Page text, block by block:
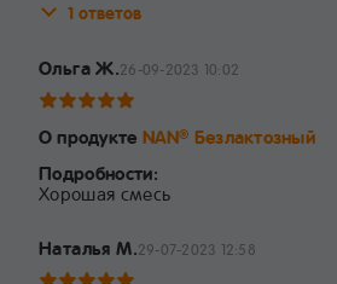
1 ответов
Ольга Ж.26-09-2023 10:02
О продукте NAN® Безлактозный
Подробности:
Хорошая смесь
Наталья М.29-07-2023 12:58